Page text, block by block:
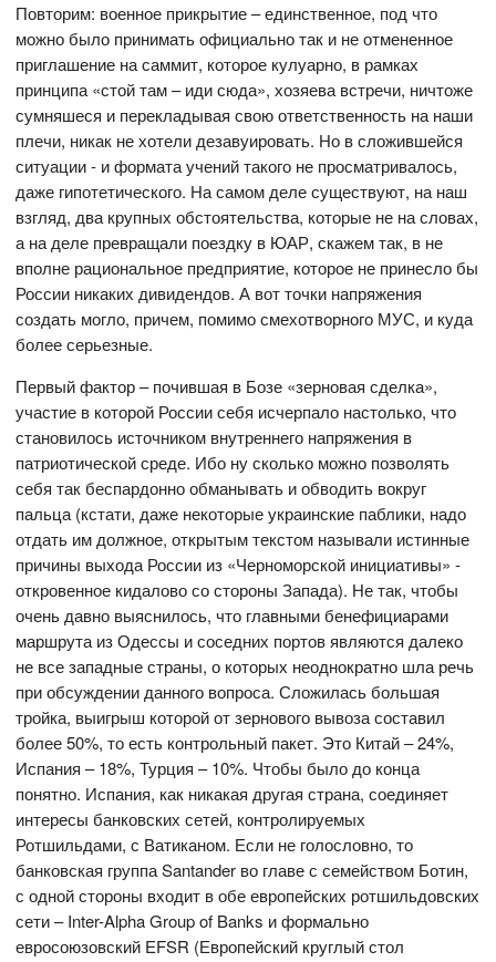
Повторим: военное прикрытие – единственное, под что
можно было принимать официально так и не отмененное
приглашение на саммит, которое кулуарно, в рамках
принципа «стой там – иди сюда», хозяева встречи, ничтоже
сумняшеся и перекладывая свою ответственность на наши
плечи, никак не хотели дезавуировать. Но в сложившейся
ситуации - и формата учений такого не просматривалось,
даже гипотетического. На самом деле существуют, на наш
взгляд, два крупных обстоятельства, которые не на словах,
а на деле превращали поездку в ЮАР, скажем так, в не
вполне рациональное предприятие, которое не принесло бы
России никаких дивидендов. А вот точки напряжения
создать могло, причем, помимо смехотворного МУС, и куда
более серьезные.
Первый фактор – почившая в Бозе «зерновая сделка»,
участие в которой России себя исчерпало настолько, что
становилось источником внутреннего напряжения в
патриотической среде. Ибо ну сколько можно позволять
себя так беспардонно обманывать и обводить вокруг
пальца (кстати, даже некоторые украинские паблики, надо
отдать им должное, открытым текстом называли истинные
причины выхода России из «Черноморской инициативы» -
откровенное кидалово со стороны Запада). Не так, чтобы
очень давно выяснилось, что главными бенефициарами
маршрута из Одессы и соседних портов являются далеко
не все западные страны, о которых неоднократно шла речь
при обсуждении данного вопроса. Сложилась большая
тройка, выигрыш которой от зернового вывоза составил
более 50%, то есть контрольный пакет. Это Китай – 24%,
Испания – 18%, Турция – 10%. Чтобы было до конца
понятно. Испания, как никакая другая страна, соединяет
интересы банковских сетей, контролируемых
Ротшильдами, с Ватиканом. Если не голословно, то
банковская группа Santander во главе с семейством Ботин,
с одной стороны входит в обе европейских ротшильдовских
сети – Inter-Alpha Group of Banks и формально
евросоюзовский EFSR (Европейский круглый стол